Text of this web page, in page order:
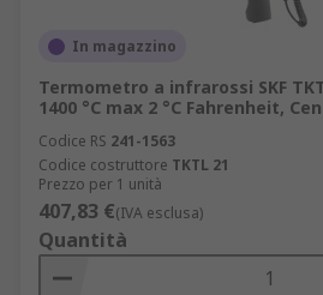
In magazzino
Termometro a infrarossi SKF
1400 °C max 2 °C Fahrenheit,
Codice RS 241-1563
Codice costruttore TKTL 21
Prezzo per 1 unità
407,83 €(IVA esclusa)
Quantità